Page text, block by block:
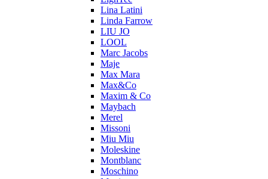
Lina Latini
Linda Farrow
LIU JO
LOOL
Marc Jacobs
Maje
Max Mara
Max&Co
Maxim & Co
Maybach
Merel
Missoni
Miu Miu
Moleskine
Montblanc
Moschino